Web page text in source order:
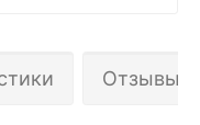
Отзывы 0